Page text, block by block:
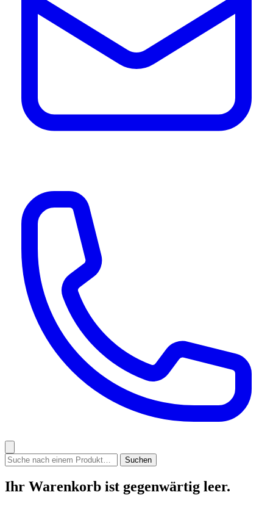
Ihr Warenkorb ist gegenwärtig leer.